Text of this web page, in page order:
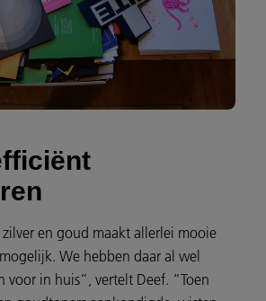
en goud maakt allerlei mooie
We hebben daar al wel
voor in huis”, vertelt Deef. “Toen